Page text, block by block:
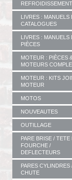
REFROIDISSEMENT
LIVRES : MANUELS
CATALOGUES
LIVRES : MANUELS
PIÈCES
MOTEUR : PIÈCES
MOTEURS
MOTEUR : KITS
MOTEUR
MOTOS
NOUVEAUTES
OUTILLAGE
PARE BRISE / TETE
FOURCHE /
DEFLECTEURS
PARES CYLINDRES
CHUTE